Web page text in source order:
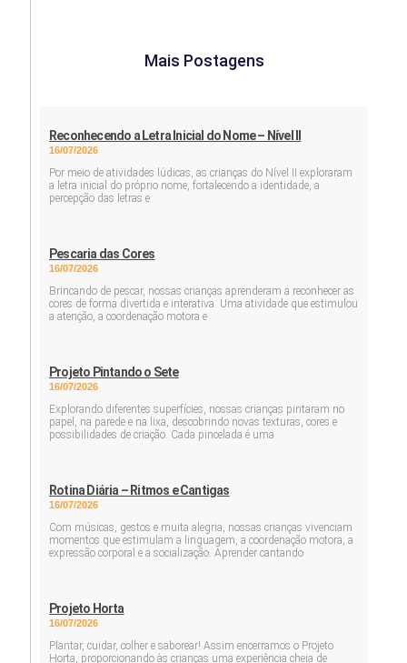
Mais Postagens
Reconhecendo a Letra Inicial do Nome – Nível II
16/07/2026
Por meio de atividades lúdicas, as crianças do Nível II exploraram
a letra inicial do próprio nome, fortalecendo a identidade, a
percepção das letras e
Pescaria das Cores
16/07/2026
Brincando de pescar, nossas crianças aprenderam a reconhecer as
cores de forma divertida e interativa. Uma atividade que estimulou
a atenção, a coordenação motora e
Projeto Pintando o Sete
16/07/2026
Explorando diferentes superfícies, nossas crianças pintaram no
papel, na parede e na lixa, descobrindo novas texturas, cores e
possibilidades de criação. Cada pincelada é uma
Rotina Diária – Ritmos e Cantigas
16/07/2026
Com músicas, gestos e muita alegria, nossas crianças vivenciam
momentos que estimulam a linguagem, a coordenação motora, a
expressão corporal e a socialização. Aprender cantando
Projeto Horta
16/07/2026
Plantar, cuidar, colher e saborear! Assim encerramos o Projeto
Horta, proporcionando às crianças uma experiência cheia de